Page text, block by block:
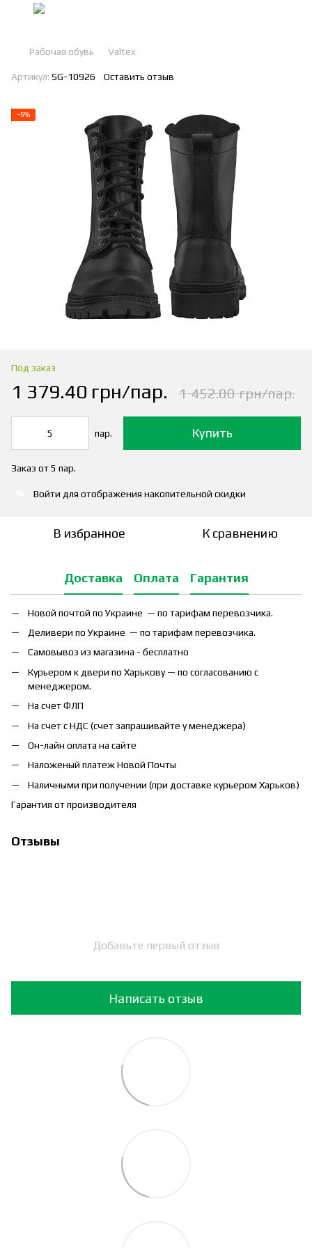
Рабочая обувь Valtex
Артикул: SG-10926 Оставить отзыв
−5%
Под заказ
1 379.40 грн/пар. 1 452.00 грн/пар.
пар. Купить
Заказ от 5 пар.
Войти для отображения накопительной скидки
В избранное К сравнению
Доставка Оплата Гарантия
Новой почтой по Украине — по тарифам перевозчика.
Деливери по Украине — по тарифам перевозчика.
Самовывоз из магазина - бесплатно
Курьером к двери по Харькову — по согласованию с
менеджером.
На счет ФЛП
На счет с НДС (счет запрашивайте у менеджера)
Он-лайн оплата на сайте
Наложеный платеж Новой Почты
Наличными при получении (при доставке курьером Харьков)
Гарантия от производителя
Отзывы
Добавьте первый отзыв
Написать отзыв